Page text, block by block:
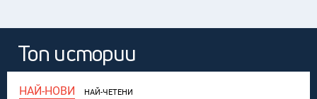
Топ истории
НАЙ-НОВИ НАЙ-ЧЕТЕНИ